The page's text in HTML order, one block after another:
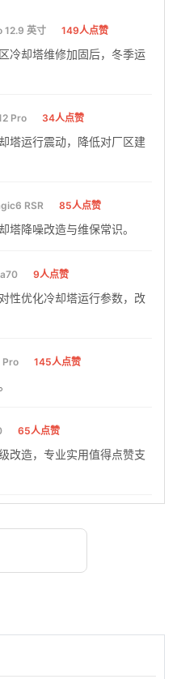
12.9 英寸 149人点赞
冷却塔维修加固后，冬季运
Pro 34人点赞
塔运行震动，降低对厂区建
RSR 85人点赞
塔降噪改造与维保常识。
9人点赞
性优化冷却塔运行参数，改
Pro 145人点赞
65人点赞
改造，专业实用值得点赞支